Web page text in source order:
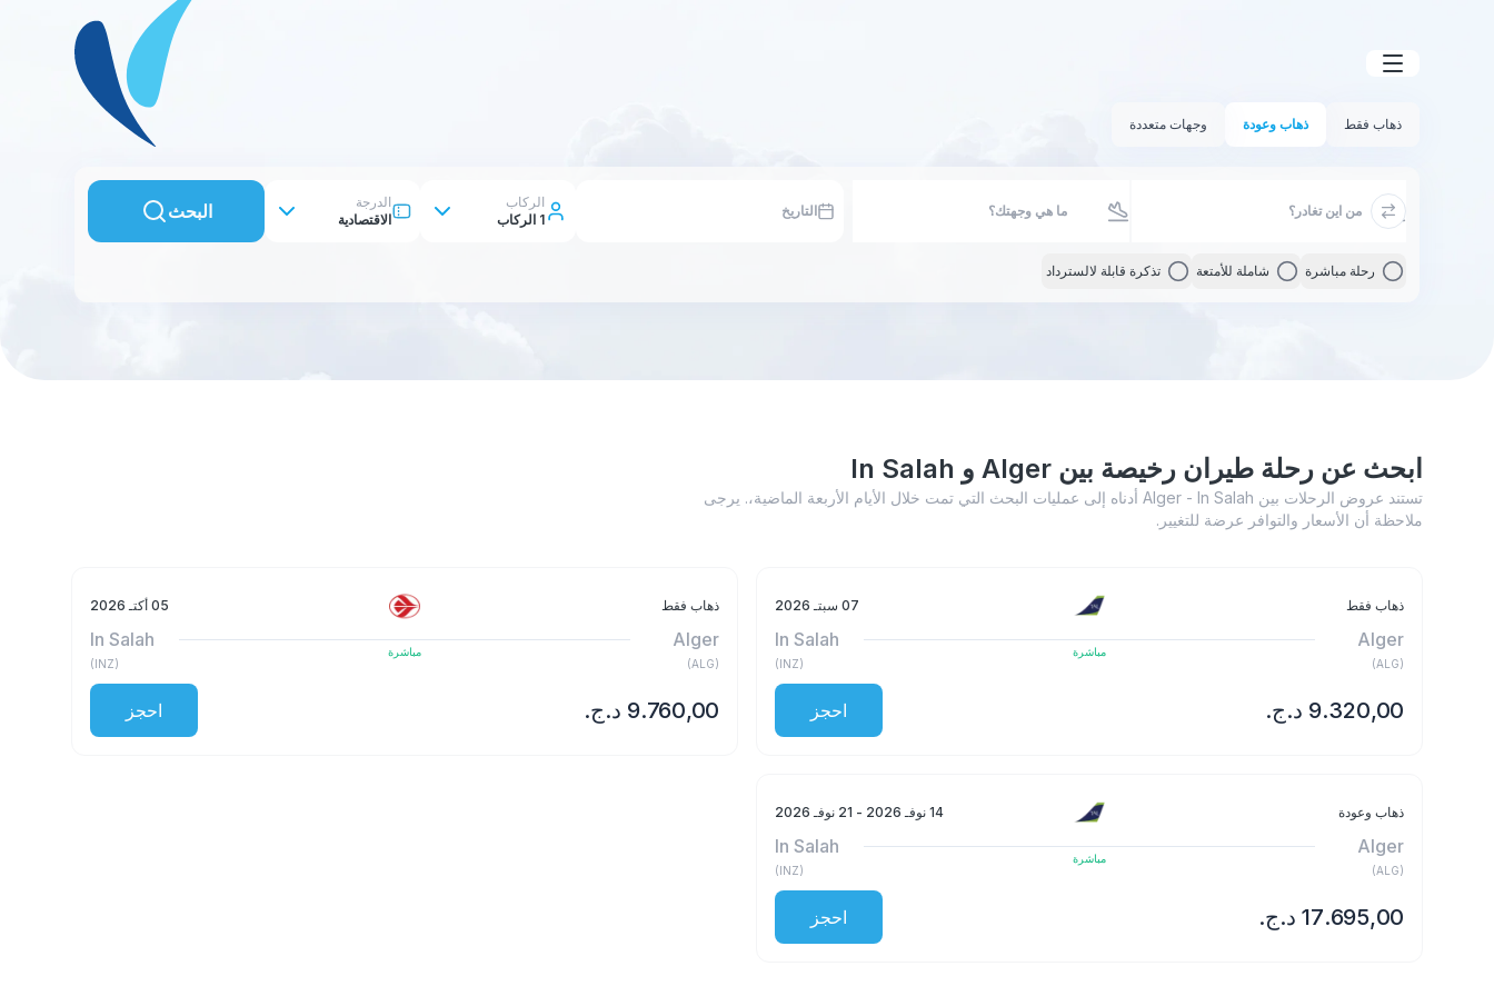
ذهاب فقط ذهاب وعودة وجهات متعددة
التاريخ
الركاب
1 الركاب
الدرجة
الاقتصادية
البحث
رحلة مباشرة شاملة للأمتعة تذكرة قابلة لالسترداد
ابحث عن رحلة طيران رخيصة بين Alger و In Salah
تستند عروض الرحلات بين Alger - In Salah أدناه إلى عمليات البحث التي تمت خلال الأيام الأربعة الماضية،. يرجى
ملاحظة أن الأسعار والتوافر عرضة للتغيير.
ذهاب فقط 07 سبتـ 2026
Alger
(
ALG
)
مباشرة
In Salah
(
INZ
)
احجز
ذهاب فقط 05 أكتـ 2026
Alger
(
ALG
)
مباشرة
In Salah
(
INZ
)
احجز
ذهاب وعودة 14 نوفـ 2026 - 21 نوفـ 2026
Alger
(
ALG
)
مباشرة
In Salah
(
INZ
)
احجز